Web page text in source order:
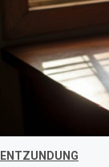
ENTZUNDUNG